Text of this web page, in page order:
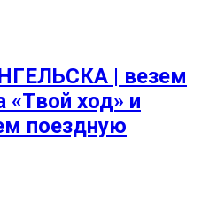
| везем
«Твой ход» и
поездную